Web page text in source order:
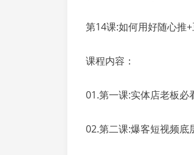
第14课:如何用好随心推
课程内容：
01.第一课:实体店老板必
02.第二课:爆客短视频底